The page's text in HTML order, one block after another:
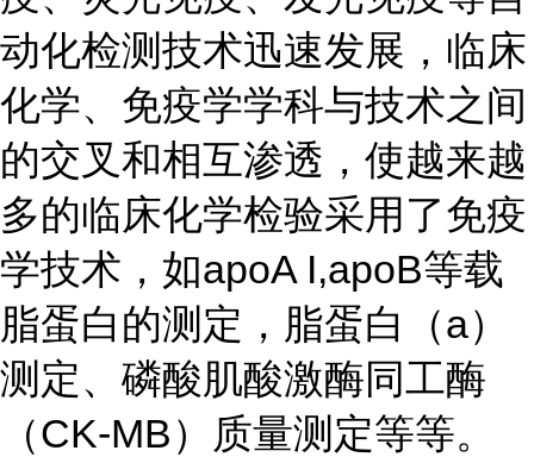
动化检测技术迅速发展，临床
化学、免疫学学科与技术之间
的交叉和相互渗透，使越来越
多的临床化学检验采用了免疫
学技术，如apoA I,apoB等载
脂蛋白的测定，脂蛋白（a）
测定、磷酸肌酸激酶同工酶
（CK-MB）质量测定等等。